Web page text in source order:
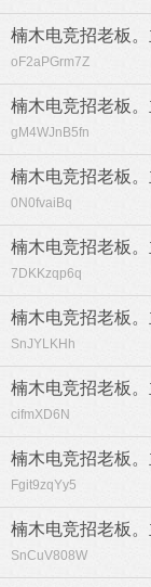
楠木电竞招老板
oF2aPGrm7Z
楠木电竞招老板
gM4WJnB5fn
楠木电竞招老板
0N0fvaiBq
楠木电竞招老板
7DKKzqp6q
楠木电竞招老板
SnJYLKHh
楠木电竞招老板
cifmXD6N
楠木电竞招老板
Fgit9zqYy5
楠木电竞招老板
SnCuV808W